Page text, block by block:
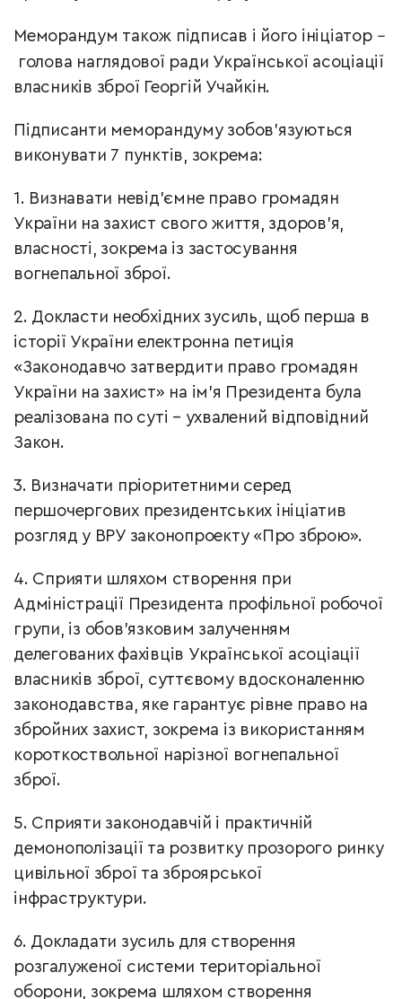
Меморандум також підписав і його ініціатор –
голова наглядової ради Української асоціації
власників зброї Георгій Учайкін.
Підписанти меморандуму зобов’язуються
виконувати 7 пунктів, зокрема:
1. Визнавати невід’ємне право громадян
України на захист свого життя, здоров’я,
власності, зокрема із застосування
вогнепальної зброї.
2. Докласти необхідних зусиль, щоб перша в
історії України електронна петиція
«Законодавчо затвердити право громадян
України на захист» на ім’я Президента була
реалізована по суті – ухвалений відповідний
Закон.
3. Визначати пріоритетними серед
першочергових президентських ініціатив
розгляд у ВРУ законопроекту «Про зброю».
4. Сприяти шляхом створення при
Адміністрації Президента профільної робочої
групи, із обов’язковим залученням
делегованих фахівців Української асоціації
власників зброї, суттєвому вдосконаленню
законодавства, яке гарантує рівне право на
збройних захист, зокрема із використанням
короткоствольної нарізної вогнепальної
зброї.
5. Сприяти законодавчій і практичній
демонополізації та розвитку прозорого ринку
цивільної зброї та зброярської
інфраструктури.
6. Докладати зусиль для створення
розгалуженої системи територіальної
оборони, зокрема шляхом створення